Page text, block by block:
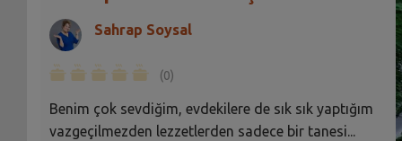
Sahrap Soysal
(0)
Benim çok sevdiğim, evdekilere de sık sık yaptığım
vazgeçilmezden lezzetlerden sadece bir tanesi...